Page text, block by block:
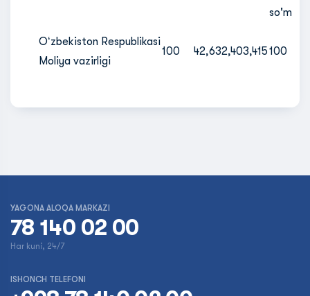
so'm
Oʻzbekiston Respublikasi
Moliya vazirligi
100 42,632,403,415100
YAGONA ALOQA MARKAZI
78 140 02 00
Har kuni, 24/7
ISHONCH TELEFONI